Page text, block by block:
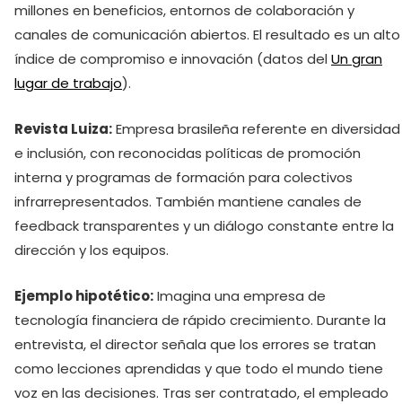
millones en beneficios, entornos de colaboración y
canales de comunicación abiertos. El resultado es un alto
índice de compromiso e innovación (datos del Un gran
lugar de trabajo).
Revista Luiza:Empresa brasileña referente en diversidad
e inclusión, con reconocidas políticas de promoción
interna y programas de formación para colectivos
infrarrepresentados. También mantiene canales de
feedback transparentes y un diálogo constante entre la
dirección y los equipos.
Ejemplo hipotético:Imagina una empresa de
tecnología financiera de rápido crecimiento. Durante la
entrevista, el director señala que los errores se tratan
como lecciones aprendidas y que todo el mundo tiene
voz en las decisiones. Tras ser contratado, el empleado